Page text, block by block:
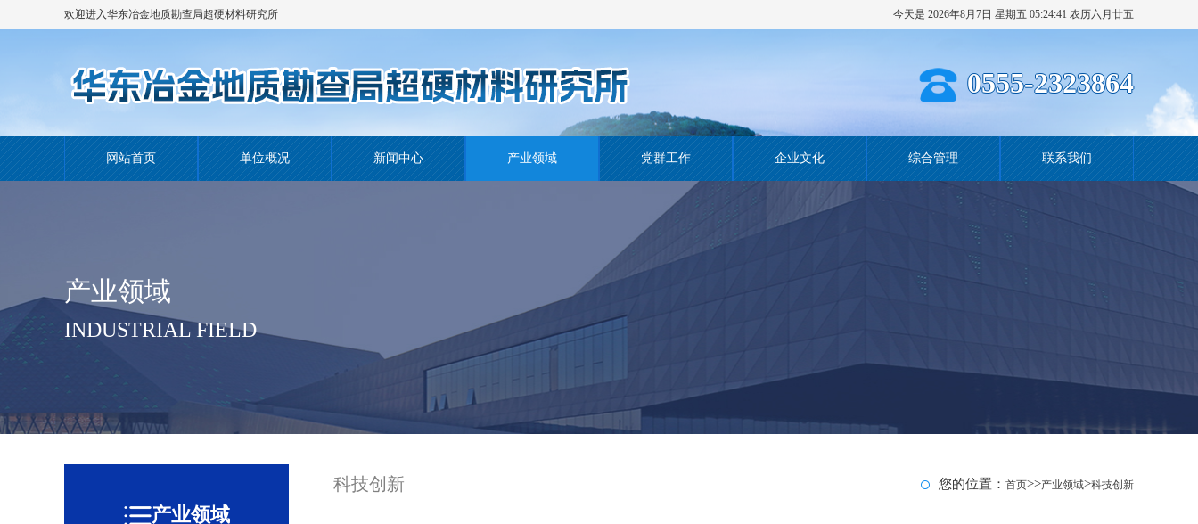
欢迎进入华东冶金地质勘查局超硬材料研究所 今天是 2026年8月7日 星期五 05:24:42 农历六月廿五
0555-2323864
网站首页 单位概况 新闻中心 产业领域 党群工作 企业文化 综合管理 联系我们
产业领域
INDUSTRIAL FIELD
产业领域
科技创新 您的位置： 首页>>产业领域>科技创新